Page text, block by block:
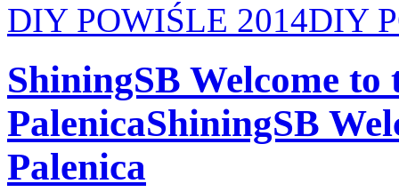
DIY POWIŚLE 2014DIY
ShiningSB Welcome
PalenicaShiningSB
Palenica